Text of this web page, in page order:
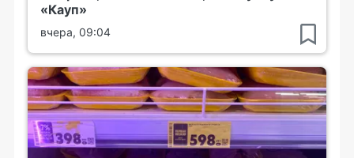
«Кауп»
вчера, 09:04